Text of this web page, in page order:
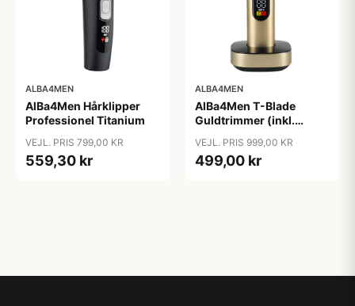
ALBA4MEN
AlBa4Men Hårklipper
Professionel Titanium
VEJL. PRIS 799,00 KR
559,30 kr
ALBA4MEN
AlBa4Men T-Blade
Guldtrimmer (inkl.
VEJL. PRIS 999,00 KR
499,00 kr